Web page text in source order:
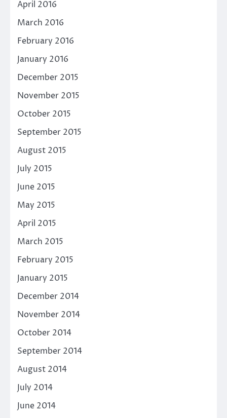
April 2016
March 2016
February 2016
January 2016
December 2015
November 2015
October 2015
September 2015
August 2015
July 2015
June 2015
May 2015
April 2015
March 2015
February 2015
January 2015
December 2014
November 2014
October 2014
September 2014
August 2014
July 2014
June 2014